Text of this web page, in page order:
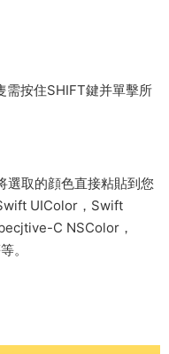
需按住SHIFT鍵并單擊所
選取的顔色直接粘貼到您
UIColor，Swift
C NSColor，
。